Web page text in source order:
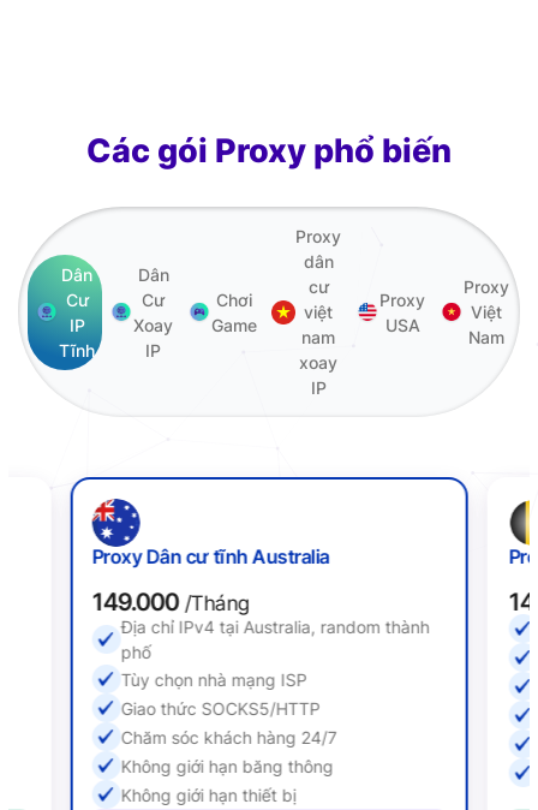
Các gói Proxy phổ biến
Dân
Cư
IP
Tĩnh
Dân
Cư
Xoay
IP
Chơi
Game
Proxy
dân
cư
việt
nam
xoay
IP
Proxy
USA
Proxy
Việt
Nam
Proxy Dân cư tĩnh Australia
149.000/Tháng
Địa chỉ IPv4 tại Australia, random thành
phố
Tùy chọn nhà mạng ISP
Giao thức SOCKS5/HTTP
Chăm sóc khách hàng 24/7
Không giới hạn băng thông
Không giới hạn thiết bị